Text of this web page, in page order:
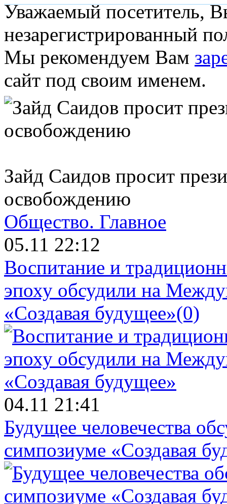
Уважаемый посетитель,
незарегистрированный
Мы рекомендуем Вам
сайт под своим именем.
Зайд Саидов просит
освобождению
Общество. Главное
05.11 22:12
Воспитание и
эпоху обсудили на
«Создавая будущее»(0)
04.11 21:41
Будущее человечества
симпозиуме «Создавая